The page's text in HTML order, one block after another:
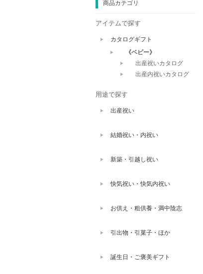
商品カテゴリ
アイテムで探す
カタログギフト
《ベビー》
出産祝いカタログ
出産内祝いカタログ
用途で探す
出産祝い
結婚祝い・内祝い
新築・引越し祝い
快気祝い・快気内祝い
お供え・粗供養・満中陰志
引出物・引菓子・ほか
誕生日・ご褒美ギフト